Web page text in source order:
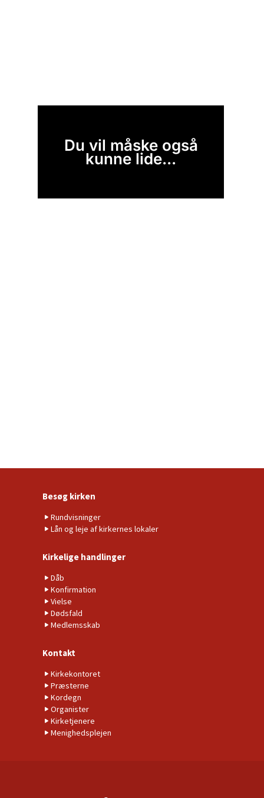
Du vil måske også
kunne lide...
Besøg kirken
Rundvisninger
Lån og leje af kirkernes lokaler
Kirkelige handlinger
Dåb
Konfirmation
Vielse
Dødsfald
Medlemsskab
Kontakt
Kirkekontoret
Præsterne
Kordegn
Organister
Kirketjenere
Menighedsplejen